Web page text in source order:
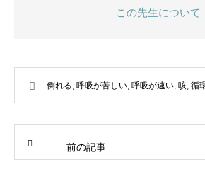
この先生について
倒れる, 呼吸が苦しい, 呼吸が速い, 咳, 循
前の記事